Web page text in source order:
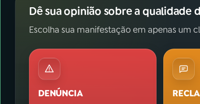
Dê sua opinião sobre a qualidade
Escolha sua manifestação em apenas um
DENÚNCIA